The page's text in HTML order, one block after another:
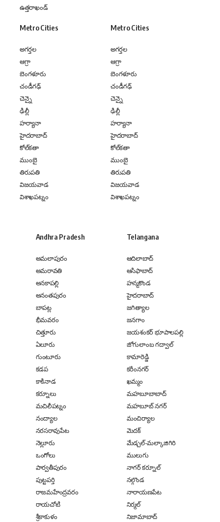
ఉత్తరాఖండ్
Metro Cities
అగర్తల
ఆగ్రా
బెంగళూరు
చండీగఢ్
చెన్నై
ఢిల్లీ
హర్యానా
హైదరాబాద్
కోల్‌కతా
ముంబై
తిరుపతి
విజయవాడ
విశాఖపట్నం
Metro Cities
అగర్తల
ఆగ్రా
బెంగళూరు
చండీగఢ్
చెన్నై
ఢిల్లీ
హర్యానా
హైదరాబాద్
కోల్‌కతా
ముంబై
తిరుపతి
విజయవాడ
విశాఖపట్నం
Andhra Pradesh
అమలాపురం
అమరావతి
అనకాపల్లి
అనంతపురం
బాపట్ల
భీమవరం
చిత్తూరు
ఏలూరు
గుంటూరు
కడప
కాకినాడ
కర్నూలు
మచిలీపట్నం
నంద్యాల
నరసరావుపేట
నెల్లూరు
ఒంగోలు
పార్వతీపురం
పుట్టపర్తి
రాజమహేంద్రవరం
రాయచోటి
శ్రీకాకుళం
Telangana
ఆదిలాబాద్
ఆసిఫాబాద్
హన్మకొండ
హైదరాబాద్
జగిత్యాల
జనగాం
జయశంకర్ భూపాలపల్లి
జోగులాంబ గద్వాల్
కామారెడ్డి
కరీంనగర్
ఖమ్మం
మహబూబాబాద్
మహబూబ్ నగర్
మంచిర్యాల
మెదక్
మేడ్చల్-మల్కాజిగిరి
ములుగు
నాగర్ కర్నూల్
నల్గొండ
నారాయణపేట
నిర్మల్
నిజామాబాద్